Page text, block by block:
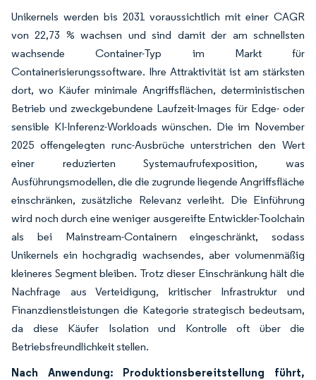
Unikernels werden bis 2031 voraussichtlich mit einer CAGR
von 22,73 % wachsen und sind damit der am schnellsten
wachsende Container-Typ im Markt für
Containerisierungssoftware. Ihre Attraktivität ist am stärksten
dort, wo Käufer minimale Angriffsflächen, deterministischen
Betrieb und zweckgebundene Laufzeit-Images für Edge- oder
sensible KI-Inferenz-Workloads wünschen. Die im November
2025 offengelegten runc-Ausbrüche unterstrichen den Wert
einer reduzierten Systemaufrufexposition, was
Ausführungsmodellen, die die zugrunde liegende Angriffsfläche
einschränken, zusätzliche Relevanz verleiht. Die Einführung
wird noch durch eine weniger ausgereifte Entwickler-Toolchain
als bei Mainstream-Containern eingeschränkt, sodass
Unikernels ein hochgradig wachsendes, aber volumenmäßig
kleineres Segment bleiben. Trotz dieser Einschränkung hält die
Nachfrage aus Verteidigung, kritischer Infrastruktur und
Finanzdienstleistungen die Kategorie strategisch bedeutsam,
da diese Käufer Isolation und Kontrolle oft über die
Betriebsfreundlichkeit stellen.
Nach Anwendung: Produktionsbereitstellung führt,